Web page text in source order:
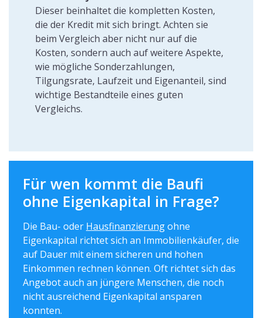
Dieser beinhaltet die kompletten Kosten,
die der Kredit mit sich bringt. Achten sie
beim Vergleich aber nicht nur auf die
Kosten, sondern auch auf weitere Aspekte,
wie mögliche Sonderzahlungen,
Tilgungsrate, Laufzeit und Eigenanteil, sind
wichtige Bestandteile eines guten
Vergleichs.
Für wen kommt die Baufi
ohne Eigenkapital in Frage?
Die Bau- oder Hausfinanzierungohne
Eigenkapital richtet sich an Immobilienkäufer, die
auf Dauer mit einem sicheren und hohen
Einkommen rechnen können. Oft richtet sich das
Angebot auch an jüngere Menschen, die noch
nicht ausreichend Eigenkapital ansparen
konnten.